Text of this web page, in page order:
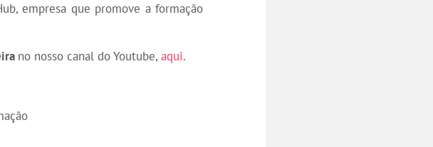
empresa que promove a formação
no nosso canal do Youtube, aqui.